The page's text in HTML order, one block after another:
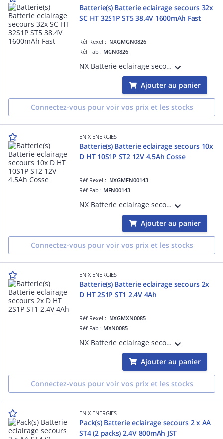
Batterie(s) Batterie eclairage secours 32x
SC HT 32S1P ST5 38.4V 1600mAh Fast
Réf Rexel : NXGMGN0826
Réf Fab : MGN0826
NX Batterie eclairage secours 32x SC HT 32S1P ST5 38.4V 1600mAh Fast vendu par Batterie(s)
Ajouter au panier
Connectez-vous pour voir vos prix et les stocks
ENIX ENERGIES
Batterie(s) Batterie eclairage secours 10x
D HT 10S1P ST2 12V 4.5Ah Cosse
Réf Rexel : NXGMFN00143
Réf Fab : MFN00143
NX Batterie eclairage secours 10x D HT 10S1P ST2 12V 4.5Ah Cosse vendu par Batterie(s)
Ajouter au panier
Connectez-vous pour voir vos prix et les stocks
ENIX ENERGIES
Batterie(s) Batterie eclairage secours 2x
D HT 2S1P ST1 2.4V 4Ah
Réf Rexel : NXGMXN0085
Réf Fab : MXN0085
NX Batterie eclairage secours 2x D HT 2S1P ST1 2.4V 4Ah vendu par Batterie(s)
Ajouter au panier
Connectez-vous pour voir vos prix et les stocks
ENIX ENERGIES
Pack(s) Batterie eclairage secours 2 x AA
ST4 (2 packs) 2.4V 800mAh JST